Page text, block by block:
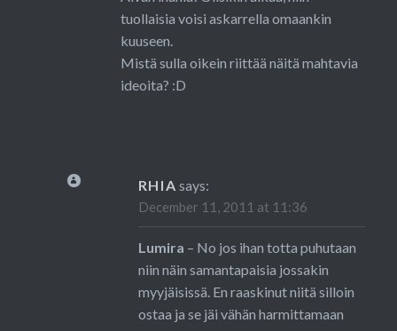
tuollaisia voisi askarrella omaankin
kuuseen.
Mistä sulla oikein riittää näitä mahtavia
ideoita? :D
RHIA says:
December 11, 2011 at 11:36
Lumira – No jos ihan totta puhutaan
niin näin samantapaisia jossakin
myyjäisissä. En raaskinut niitä silloin
ostaa ja se jäi vähän harmittamaan